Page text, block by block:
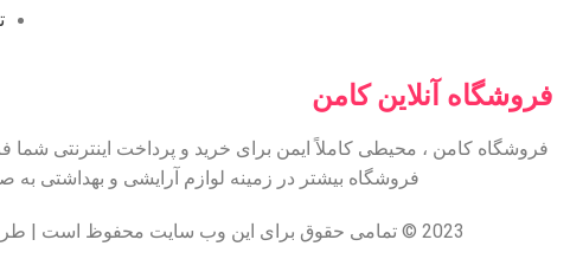
فروشگاه آنلاین کامن
فروشگاه کامن ، محیطی کاملاً ایمن برای خرید و پرداخت اینترنتی شما
فروشگاه بیشتر در زمینه لوازم آرایشی و بهداشتی
2023 © تمامی حقوق برای این وب سایت محفوظ است | طراحی و پشتیبانی :